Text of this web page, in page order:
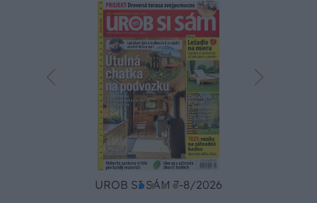
UROB SI SÁM 7-8/2026